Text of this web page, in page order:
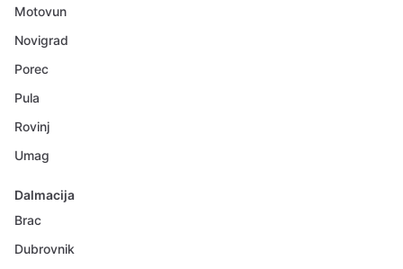
Motovun
Novigrad
Porec
Pula
Rovinj
Umag
Dalmacija
Brac
Dubrovnik